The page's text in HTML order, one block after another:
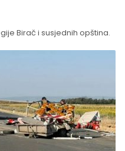
Birač i susjednih opština.